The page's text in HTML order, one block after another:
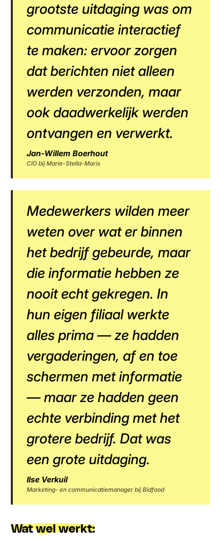
grootste uitdaging was om
communicatie interactief
te maken: ervoor zorgen
dat berichten niet alleen
werden verzonden, maar
ook daadwerkelijk werden
ontvangen en verwerkt.
Jan-Willem Boerhout
CIO bij Marie-Stella-Maris
Medewerkers wilden meer
weten over wat er binnen
het bedrijf gebeurde, maar
die informatie hebben ze
nooit echt gekregen. In
hun eigen filiaal werkte
alles prima — ze hadden
vergaderingen, af en toe
schermen met informatie
— maar ze hadden geen
echte verbinding met het
grotere bedrijf. Dat was
een grote uitdaging.
Ilse Verkuil
Marketing- en communicatiemanager bij Bidfood
Wat wel werkt: